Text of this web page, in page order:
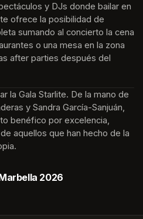
y DJs donde bailar en
ofrece la posibilidad de
sumando al concierto la cena
o una mesa en la zona
after parties después del
la Gala Starlite. De la mano de
y Sandra García-Sanjuán,
benéfico por excelencia,
aquellos que han hecho de la
2026